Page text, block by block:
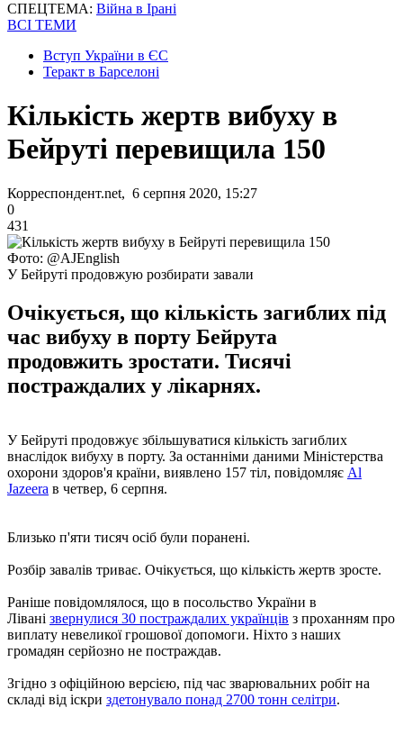
СПЕЦТЕМА: Війна в Ірані
ВСІ ТЕМИ
Вступ України в ЄС
Теракт в Барселоні
Кількість жертв вибуху в
Бейруті перевищила 150
Корреспондент.net, 6 серпня 2020, 15:27
0
431
Фото: @AJEnglish
У Бейруті продовжую розбирати завали
Очікується, що кількість загиблих під
час вибуху в порту Бейрута
продовжить зростати. Тисячі
постраждалих у лікарнях.
У Бейруті продовжує збільшуватися кількість загиблих
внаслідок вибуху в порту. За останніми даними Міністерства
охорони здоров'я країни, виявлено 157 тіл, повідомляє Al
Jazeera в четвер, 6 серпня.
Близько п'яти тисяч осіб були поранені.
Розбір завалів триває. Очікується, що кількість жертв зросте.
Раніше повідомлялося, що в посольство України в
Лівані звернулися 30 постраждалих українців з проханням про
виплату невеликої грошової допомоги. Ніхто з наших
громадян серйозно не постраждав.
Згідно з офіційною версією, під час зварювальних робіт на
складі від іскри здетонувало понад 2700 тонн селітри.